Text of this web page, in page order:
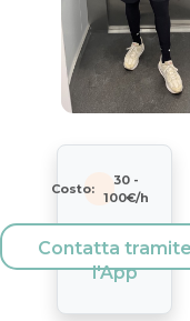
Costo:
30-
100€/h
Contatta
l'App